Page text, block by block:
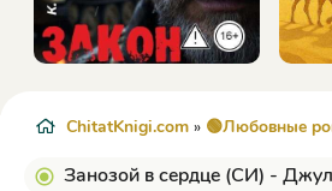
ChitatKnigi.com » 🟢Любовные
Занозой в сердце (СИ) -